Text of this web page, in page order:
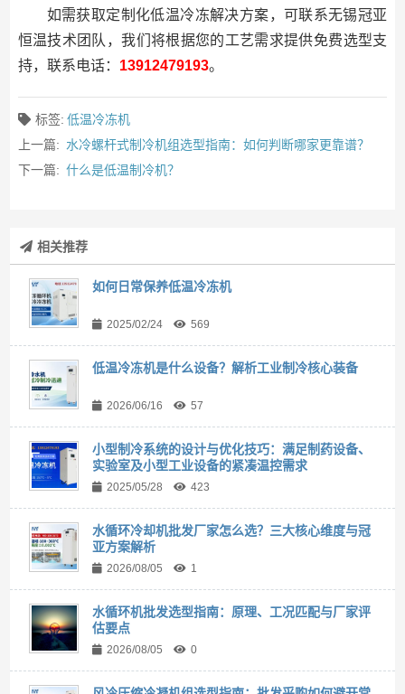
如需获取定制化低温冷冻解决方案，可联系无锡冠亚
恒温技术团队，我们将根据您的工艺需求提供免费选型支
持，联系电话： 13912479193。
标签: 低温冷冻机
上一篇: 水冷螺杆式制冷机组选型指南：如何判断哪家更靠谱？
下一篇: 什么是低温制冷机？
相关推荐
如何日常保养低温冷冻机
2025/02/24 569
低温冷冻机是什么设备？解析工业制冷核心装备
2026/06/16 57
小型制冷系统的设计与优化技巧：满足制药设备、
实验室及小型工业设备的紧凑温控需求
2025/05/28 423
水循环冷却机批发厂家怎么选？三大核心维度与冠
亚方案解析
2026/08/05 1
水循环机批发选型指南：原理、工况匹配与厂家评
估要点
2026/08/05 0